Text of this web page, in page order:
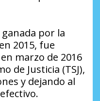
por la
2015, fue
marzo de 2016
de Justicia (TSJ),
y dejando al